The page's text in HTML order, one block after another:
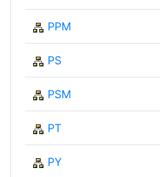
PPM
PS
PSM
PT
PY